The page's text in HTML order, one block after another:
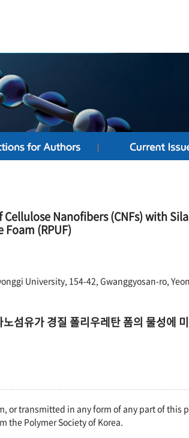
Nanofibers (CNFs) with
(RPUF)
University, 154-42, Gwanggyosan-ro,
섬유가 경질 폴리우레탄 폼의 물성에
or transmitted in any form of any part of this
Polymer Society of Korea.